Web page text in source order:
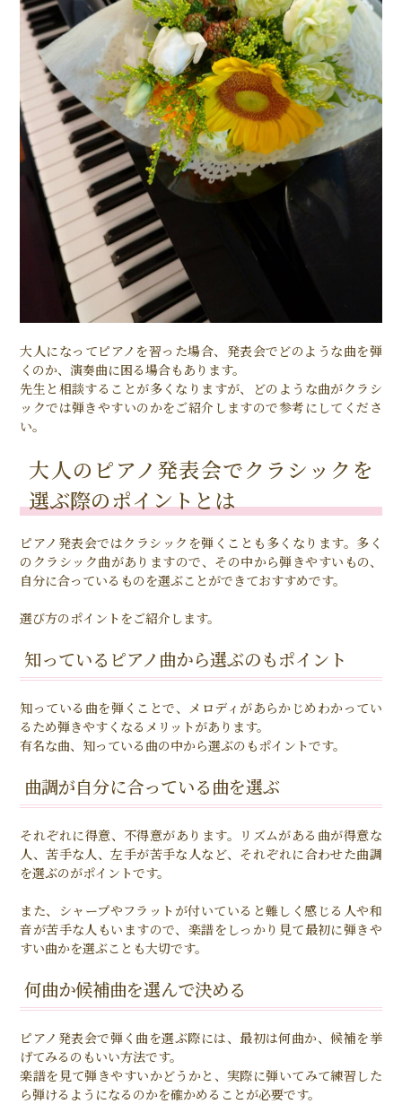
大人になってピアノを習った場合、発表会でどのような曲を弾
くのか、演奏曲に困る場合もあります。
先生と相談することが多くなりますが、どのような曲がクラシ
ックでは弾きやすいのかをご紹介しますので参考にしてくださ
い。
大人のピアノ発表会でクラシックを
選ぶ際のポイントとは
ピアノ発表会ではクラシックを弾くことも多くなります。多く
のクラシック曲がありますので、その中から弾きやすいもの、
自分に合っているものを選ぶことができておすすめです。
選び方のポイントをご紹介します。
知っているピアノ曲から選ぶのもポイント
知っている曲を弾くことで、メロディがあらかじめわかってい
るため弾きやすくなるメリットがあります。
有名な曲、知っている曲の中から選ぶのもポイントです。
曲調が自分に合っている曲を選ぶ
それぞれに得意、不得意があります。リズムがある曲が得意な
人、苦手な人、左手が苦手な人など、それぞれに合わせた曲調
を選ぶのがポイントです。
また、シャープやフラットが付いていると難しく感じる人や和
音が苦手な人もいますので、楽譜をしっかり見て最初に弾きや
すい曲かを選ぶことも大切です。
何曲か候補曲を選んで決める
ピアノ発表会で弾く曲を選ぶ際には、最初は何曲か、候補を挙
げてみるのもいい方法です。
楽譜を見て弾きやすいかどうかと、実際に弾いてみて練習した
ら弾けるようになるのかを確かめることが必要です。